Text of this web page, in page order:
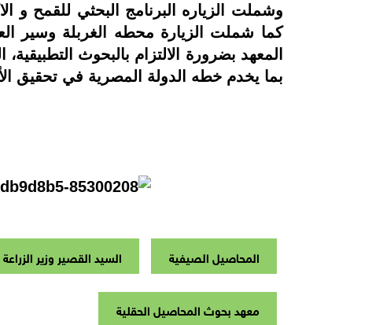
وشملت الزياره البرنامج البحثي للقمح و
كما شملت الزيارة محطه الغربلة وسير
المعهد بضرورة الالتزام بالبحوث
بما يخدم خطه الدولة المصرية في تحقيق
المحاصيل الصيفية السيد القصير وزير الزراعة
معهد بحوث المحاصيل الحقلية